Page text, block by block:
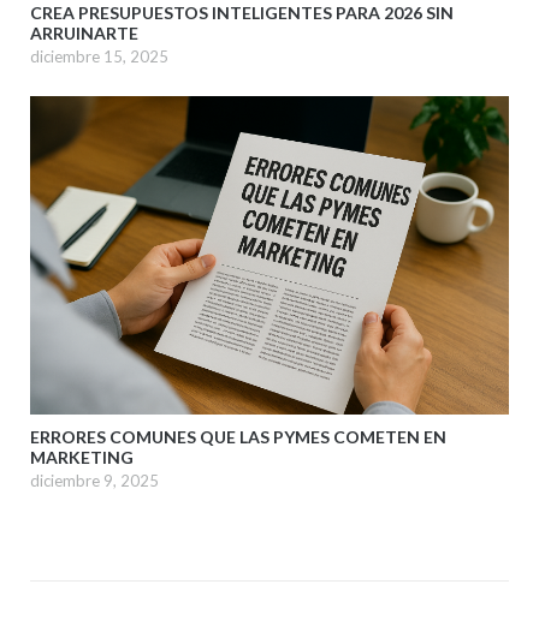
CREA PRESUPUESTOS INTELIGENTES PARA 2026 SIN
ARRUINARTE
diciembre 15, 2025
ERRORES COMUNES QUE LAS PYMES COMETEN EN
MARKETING
diciembre 9, 2025